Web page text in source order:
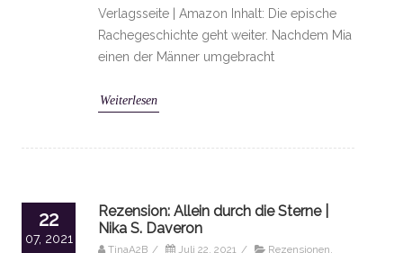
Verlagsseite | Amazon Inhalt: Die epische
Rachegeschichte geht weiter. Nachdem Mia
einen der Männer umgebracht
Weiterlesen
22
07, 2021
Rezension: Allein durch die Sterne |
Nika S. Daveron
TinaA2B / Juli 22, 2021 / Rezensionen,